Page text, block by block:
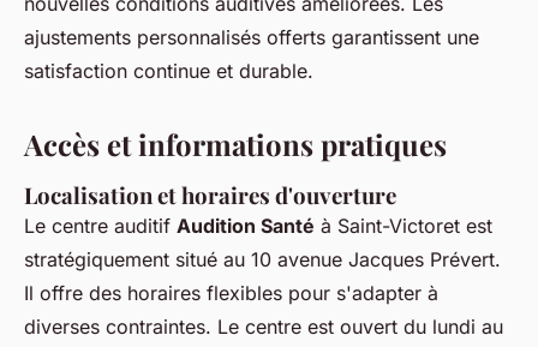
ajustements personnalisés offerts garantissent une
satisfaction continue et durable.
Accès et informations pratiques
Localisation et horaires d'ouverture
Le centre auditif Audition Santé à Saint-Victoret est
stratégiquement situé au 10 avenue Jacques Prévert.
Il offre des horaires flexibles pour s'adapter à
diverses contraintes. Le centre est ouvert du lundi au